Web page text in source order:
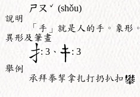
ㄕㄡ ˇ (shǒu)
說明
「手」就是人的手。象形。
異形及筆畫
: 3、
: 3
舉例
承拜拳挈拿扎打扔扒扣